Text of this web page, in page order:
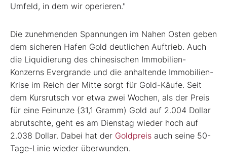
Umfeld, in dem wir operieren."
Die zunehmenden Spannungen im Nahen Osten geben
dem sicheren Hafen Gold deutlichen Auftrieb. Auch
die Liquidierung des chinesischen Immobilien-
Konzerns Evergrande und die anhaltende Immobilien-
Krise im Reich der Mitte sorgt für Gold-Käufe. Seit
dem Kursrutsch vor etwa zwei Wochen, als der Preis
für eine Feinunze (31,1 Gramm) Gold auf 2.004 Dollar
abrutschte, geht es am Dienstag wieder hoch auf
2.038 Dollar. Dabei hat der Goldpreis auch seine 50-
Tage-Linie wieder überwunden.